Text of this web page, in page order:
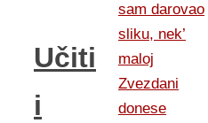
Učiti
i
sam darovao
sliku, nek’
maloj
Zvezdani
donese